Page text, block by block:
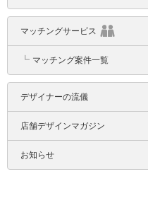
マッチングサービス
┗ マッチング案件一覧
デザイナーの流儀
店舗デザインマガジン
お知らせ